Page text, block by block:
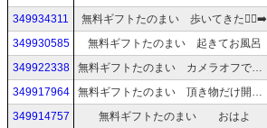
349934311
無料ギフトたのまい 歩いてきた🏃‍♂️‍➡️
349930585
無料ギフトたのまい 起きてお風呂
349922338
無料ギフトたのまい カメラオフでゲーム🎮
349917964
無料ギフトたのまい 頂き物だけ開封したらカメラはオフかも
349914757
無料ギフトたのまい おはよ